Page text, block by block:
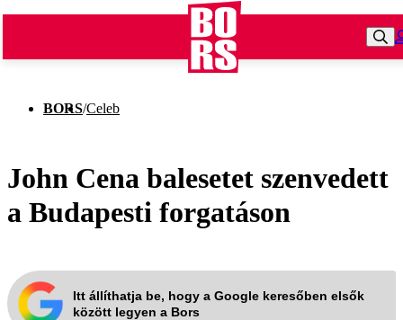
BORS/Celeb
John Cena balesetet szenvedett
a Budapesti forgatáson
Itt állíthatja be, hogy a Google keresőben elsők
között legyen a Bors